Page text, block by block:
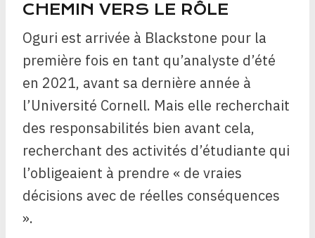
CHEMIN VERS LE RÔLE
Oguri est arrivée à Blackstone pour la
première fois en tant qu’analyste d’été
en 2021, avant sa dernière année à
l’Université Cornell. Mais elle recherchait
des responsabilités bien avant cela,
recherchant des activités d’étudiante qui
l’obligeaient à prendre « de vraies
décisions avec de réelles conséquences
».